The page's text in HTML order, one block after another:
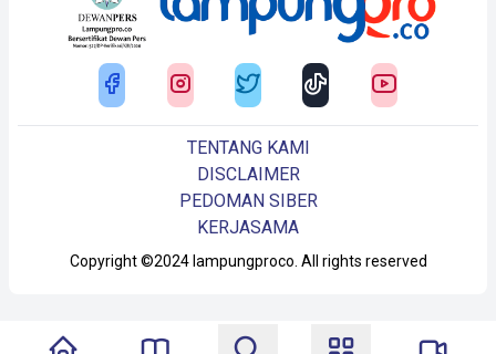
Copyright ©2024 lampungproco. All rights reserved
TENTANG KAMI
DISCLAIMER
PEDOMAN SIBER
KERJASAMA